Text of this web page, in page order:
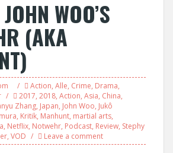
WOO’S
(AKA
Action, Alle, Crime, Drama,
2017, 2018, Action, Asia, China,
Zhang, Japan, John Woo, Jukô
, Kritik, Manhunt, martial arts,
, Netflix, Notwehr, Podcast, Review, Stephy
, VOD Leave a comment